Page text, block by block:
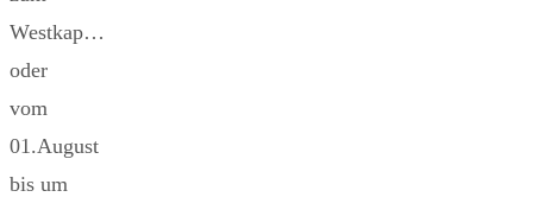
Westkap…
oder
vom
01.August
bis um